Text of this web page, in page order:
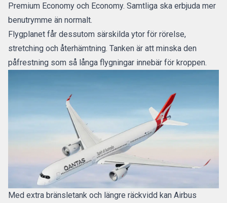
Premium Economy och Economy. Samtliga ska erbjuda mer
benutrymme än normalt.
Flygplanet får dessutom särskilda ytor för rörelse,
stretching och återhämtning. Tanken är att minska den
påfrestning som så långa flygningar innebär för kroppen.
Med extra bränsletank och längre räckvidd kan Airbus